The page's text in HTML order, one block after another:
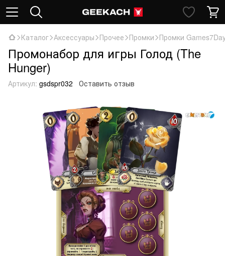
Каталог Аксессуары Прочее Промки Промки
Промонабор для игры Голод (The
Hunger)
Артикул: gsdspr032 Оставить отзыв